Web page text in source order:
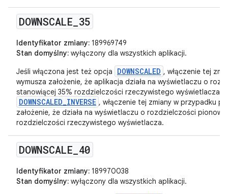
DOWNSCALE 35
Identyfikator zmiany: 189969749
Stan domyślny: wyłączony dla wszystkich aplikacji.
Jeśli włączona jest też opcja
DOWNSCALED , włączenie tej
wymusza założenie, że aplikacja działa na wyświetlaczu o
stanowiącej 35% rozdzielczości rzeczywistego wyświetlacza.
DOWNSCALED_INVERSE , włączenie tej zmiany w przypadku
założenie, że działa na wyświetlaczu o rozdzielczości
rozdzielczości rzeczywistego wyświetlacza.
DOWNSCALE 40
Identyfikator zmiany: 189970038
Stan domyślny: wyłączony dla wszystkich aplikacji.